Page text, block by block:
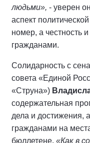
людьми», - уверен
аспект
номер, а честность
гражданами.
Солидарность с
совета «Единой
«Струна»)
содержательная
дела и достижения,
гражданами на
бюллетене. «Как в